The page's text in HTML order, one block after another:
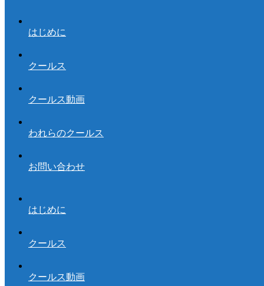
はじめに
クールス
クールス動画
われらのクールス
お問い合わせ
はじめに
クールス
クールス動画